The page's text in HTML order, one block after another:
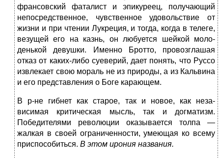
франсовский фаталист и эпикуреец, получающий
непосредственное, чувствен­ное удовольствие от
жизни и при чтении Лукреция, и тогда, ког­да в телеге,
везущей его на казнь, он любуется шейкой моло­
денькой девушки. Именно Бротто, провозглашая
отказ от каких-либо суеверий, дает понять, что Руссо
извлекает свою мораль не из природы, а из Кальвина
и его представления о Боге караю­щем.
В р-не гибнет как старое, так и новое, как неза­
висимая критическая мысль, так и догматизм.
Победителями ре­волюции оказывается толпа —
жалкая в своей ограниченности, умеющая ко всему
приспособиться. В этом ирония названия.